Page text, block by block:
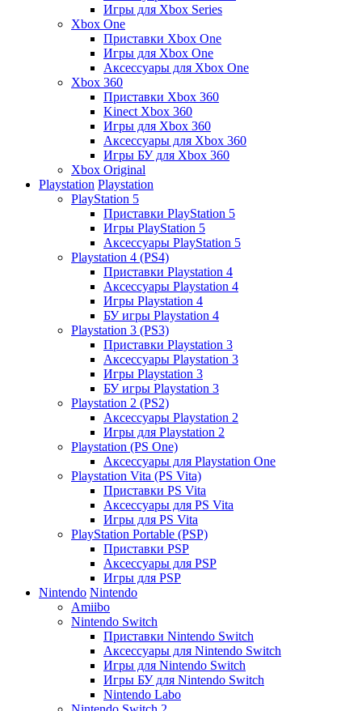
Игры для Xbox Series
Xbox One
Приставки Xbox One
Игры для Xbox One
Аксессуары для Xbox One
Xbox 360
Приставки Xbox 360
Kinect Xbox 360
Игры для Xbox 360
Аксессуары для Xbox 360
Игры БУ для Xbox 360
Xbox Original
Playstation Playstation
PlayStation 5
Приставки PlayStation 5
Игры PlayStation 5
Аксессуары PlayStation 5
Playstation 4 (PS4)
Приставки Playstation 4
Аксессуары Playstation 4
Игры Playstation 4
БУ игры Playstation 4
Playstation 3 (PS3)
Приставки Playstation 3
Аксессуары Playstation 3
Игры Playstation 3
БУ игры Playstation 3
Playstation 2 (PS2)
Аксессуары Playstation 2
Игры для Playstation 2
Playstation (PS One)
Аксессуары для Playstation One
Playstation Vita (PS Vita)
Приставки PS Vita
Аксессуары для PS Vita
Игры для PS Vita
PlayStation Portable (PSP)
Приставки PSP
Аксессуары для PSP
Игры для PSP
Nintendo Nintendo
Amiibo
Nintendo Switch
Приставки Nintendo Switch
Аксессуары для Nintendo Switch
Игры для Nintendo Switch
Игры БУ для Nintendo Switch
Nintendo Labo